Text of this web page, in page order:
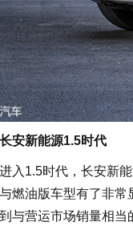
长安新能源1.5时代
1.5时代，长安新能
燃油版车型有了非
与营运市场销量相当